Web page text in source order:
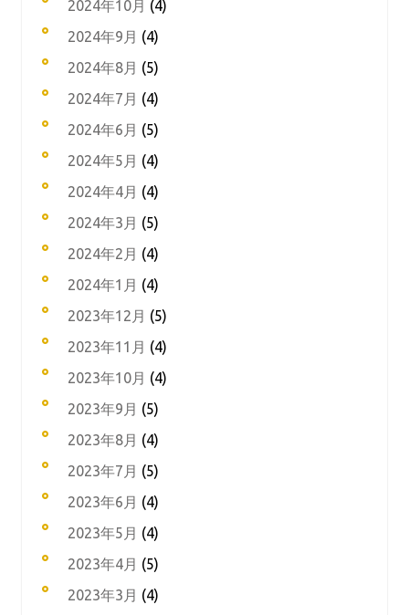
2024年10月 (4)
2024年9月 (4)
2024年8月 (5)
2024年7月 (4)
2024年6月 (5)
2024年5月 (4)
2024年4月 (4)
2024年3月 (5)
2024年2月 (4)
2024年1月 (4)
2023年12月 (5)
2023年11月 (4)
2023年10月 (4)
2023年9月 (5)
2023年8月 (4)
2023年7月 (5)
2023年6月 (4)
2023年5月 (4)
2023年4月 (5)
2023年3月 (4)